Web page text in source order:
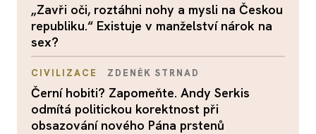
„Zavři oči, roztáhni nohy a mysli na Českou
republiku.“ Existuje v manželství nárok na
sex?
CIVILIZACE ZDENĚK STRNAD
Černí hobiti? Zapomeňte. Andy Serkis
odmítá politickou korektnost při
obsazování nového Pána prstenů